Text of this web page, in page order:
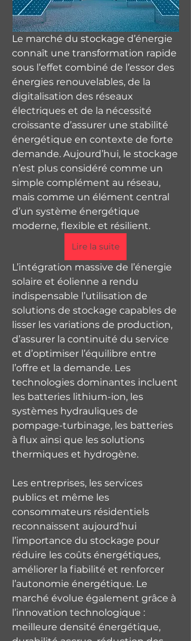
Le marché du stockage d’énergie
connaît une transformation rapide
sous l’effet combiné de l’essor des
énergies renouvelables, de la
digitalisation des réseaux
électriques et de la nécessité
croissante d’assurer une stabilité
énergétique en contexte de forte
demande. Aujourd’hui, le stockage
n’est plus considéré comme un
simple complément au réseau,
mais comme un élément central
d’un système énergétique
moderne, flexible et résilient.
Lire la suite
L’intégration massive de l’énergie
solaire et éolienne a rendu
indispensable l’utilisation de
solutions de stockage capables de
lisser les variations de production,
d’assurer la continuité du service
et d’optimiser l’équilibre entre
l’offre et la demande. Les
technologies dominantes incluent
les batteries lithium-ion, les
systèmes hydrauliques de
pompage-turbinage, les batteries
à flux ainsi que les solutions
thermiques et hydrogène.
Les entreprises, les services
publics et même les
consommateurs résidentiels
reconnaissent aujourd’hui
l’importance du stockage pour
réduire les coûts énergétiques,
améliorer la fiabilité et renforcer
l’autonomie énergétique. Le
marché évolue également grâce à
l’innovation technologique :
meilleure densité énergétique,